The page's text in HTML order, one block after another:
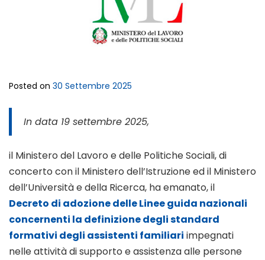
Posted on 30 Settembre 2025
In data 19 settembre 2025,
il Ministero del Lavoro e delle Politiche Sociali, di
concerto con il Ministero dell’Istruzione ed il Ministero
dell’Università e della Ricerca, ha emanato, il
Decreto di adozione delle Linee guida nazionali
concernenti la definizione degli standard
formativi degli assistenti familiari impegnati
nelle attività di supporto e assistenza alle persone